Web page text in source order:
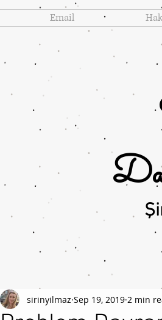
Email
sirinyilmaz Sep 19, 2019 2 min